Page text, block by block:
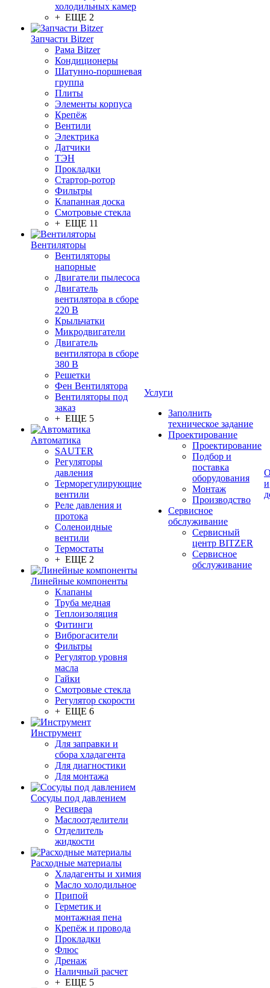
холодильных камер
+ ЕЩЕ 2
Запчасти Bitzer
Рама Bitzer
Кондиционеры
Шатунно-поршневая
группа
Плиты
Элементы корпуса
Крепёж
Вентили
Электрика
Датчики
ТЭН
Прокладки
Стартор-ротор
Фильтры
Клапанная доска
Смотровые стекла
+ ЕЩЕ 11
Вентиляторы
Вентиляторы
напорные
Двигатели пылесоса
Двигатель
вентилятора в сборе
220 В
Крыльчатки
Микродвигатели
Двигатель
вентилятора в сборе
380 В
Решетки
Фен Вентилятора
Вентиляторы под
заказ
+ ЕЩЕ 5
Автоматика
SAUTER
Регуляторы
давления
Терморегулирующие
вентили
Реле давления и
протока
Соленоидные
вентили
Термостаты
+ ЕЩЕ 2
Линейные компоненты
Клапаны
Труба медная
Теплоизоляция
Фитинги
Виброгасители
Фильтры
Регулятор уровня
масла
Гайки
Смотровые стекла
Регулятор скорости
+ ЕЩЕ 6
Инструмент
Для заправки и
сбора хладагента
Для диагностики
Для монтажа
Сосуды под давлением
Ресивера
Маслоотделители
Отделитель
жидкости
Расходные материалы
Хладагенты и химия
Масло холодильное
Припой
Герметик и
монтажная пена
Крепёж и провода
Прокладки
Флюс
Дренаж
Наличный расчет
+ ЕЩЕ 5
Услуги
Заполнить
техническое задание
Проектирование
Проектирование
Подбор и
поставка
оборудования
Монтаж
Производство
Сервисное
обслуживание
Сервисный
центр BITZER
Сервисное
обслуживание
и